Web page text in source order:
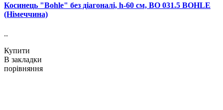
Косинець "Bohle" без діагоналі, h-60 см, BO 031.5 BOHLE
(Німеччина)
..
Купити
В закладки
порівняння